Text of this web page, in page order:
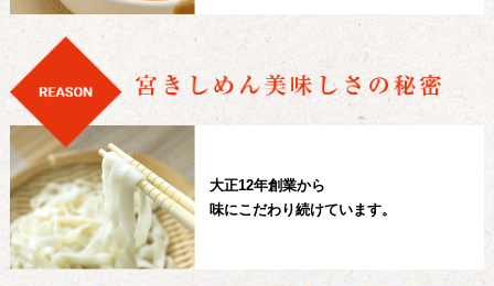
大正12年創業から
味にこだわり続けています。